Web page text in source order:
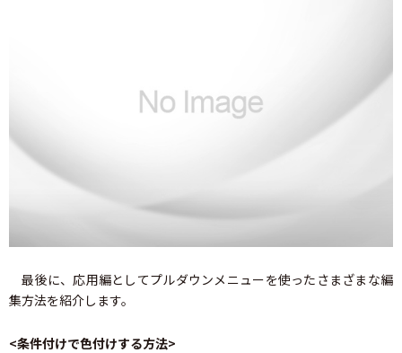
最後に、応用編としてプルダウンメニューを使ったさまざまな編
集方法を紹介します。
<条件付けで色付けする方法>